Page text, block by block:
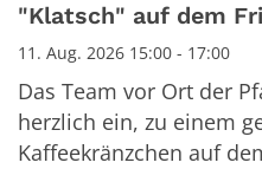
"Klatsch" auf dem
11. Aug. 2026 15:00 - 17:00
Das Team vor Ort der
herzlich ein, zu einem
Kaffeekränzchen auf